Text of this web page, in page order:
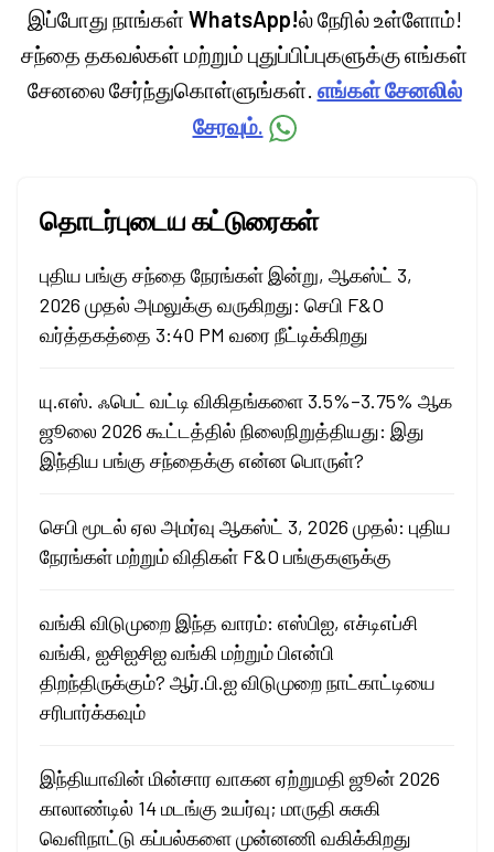
இப்போது நாங்கள் WhatsApp!ல் நேரில் உள்ளோம்!
சந்தை தகவல்கள் மற்றும் புதுப்பிப்புகளுக்கு எங்கள்
சேனலை சேர்ந்துகொள்ளுங்கள். எங்கள் சேனலில்
சேரவும்.
தொடர்புடைய கட்டுரைகள்
புதிய பங்கு சந்தை நேரங்கள் இன்று, ஆகஸ்ட் 3,
2026 முதல் அமலுக்கு வருகிறது: செபி F&O
வர்த்தகத்தை 3:40 PM வரை நீட்டிக்கிறது
யு.எஸ். ஃபெட் வட்டி விகிதங்களை 3.5%–3.75% ஆக
ஜூலை 2026 கூட்டத்தில் நிலைநிறுத்தியது: இது
இந்திய பங்கு சந்தைக்கு என்ன பொருள்?
செபி மூடல் ஏல அமர்வு ஆகஸ்ட் 3, 2026 முதல்: புதிய
நேரங்கள் மற்றும் விதிகள் F&O பங்குகளுக்கு
வங்கி விடுமுறை இந்த வாரம்: எஸ்பிஐ, எச்டிஎப்சி
வங்கி, ஐசிஐசிஐ வங்கி மற்றும் பிஎன்பி
திறந்திருக்கும்? ஆர்.பி.ஐ விடுமுறை நாட்காட்டியை
சரிபார்க்கவும்
இந்தியாவின் மின்சார வாகன ஏற்றுமதி ஜூன் 2026
காலாண்டில் 14 மடங்கு உயர்வு; மாருதி சுசுகி
வெளிநாட்டு கப்பல்களை முன்னணி வகிக்கிறது